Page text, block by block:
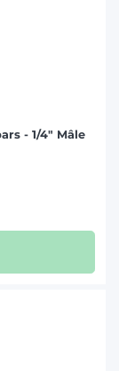
- 1/4" Mâle